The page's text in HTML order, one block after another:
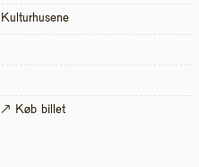
Kulturhusene
↗ Køb billet